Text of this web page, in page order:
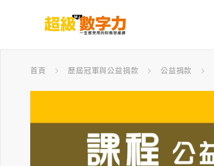
首頁 歷屆冠軍與公益捐款 公益捐款